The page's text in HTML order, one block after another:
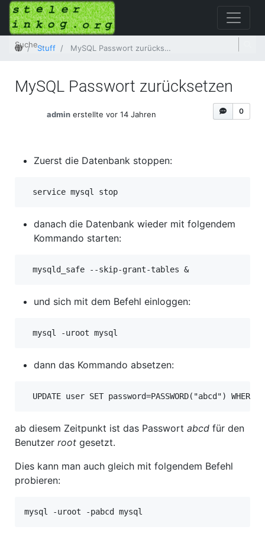
Startseite
Stuff MySQL Passwort zurücksetzen
MySQL Passwort zurücksetzen
0
admin erstellte vor 14 Jahren
Zuerst die Datenbank stoppen:
service mysql stop
danach die Datenbank wieder mit folgendem
Kommando starten:
mysqld_safe --skip-grant-tables &
und sich mit dem Befehl einloggen:
mysql -uroot mysql
dann das Kommando absetzen:
UPDATE user SET password=PASSWORD("abcd")
ab diesem Zeitpunkt ist das Passwort abcd für den
Benutzer root gesetzt.
Dies kann man auch gleich mit folgendem Befehl
probieren:
mysql -uroot -pabcd mysql